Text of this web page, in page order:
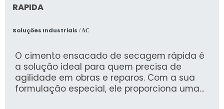
RAPIDA
Soluções Industriais / AC
O cimento ensacado de secagem rápida é
a solução ideal para quem precisa de
agilidade em obras e reparos. Com a sua
formulação especial, ele proporciona uma